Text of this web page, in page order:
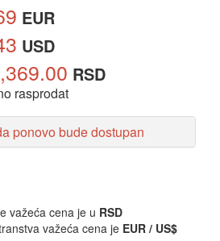
EUR
USD
RSD
rasprodat
ponovo bude dostupan
važeća cena je u RSD
važeća cena je EUR / US$